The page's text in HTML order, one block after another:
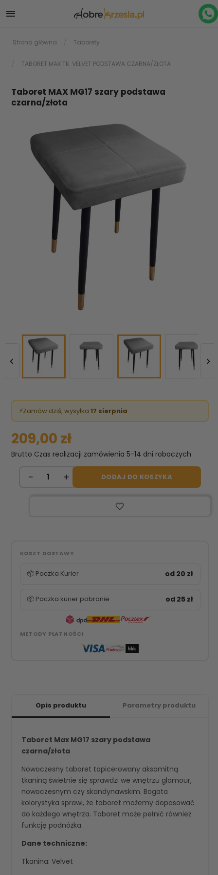

Strona główna Taborety
TABORET MAX TK. VELVET PODSTAWA CZARNA/ZŁOTA
Taboret MAX MG17 szary podstawa
czarna/złota
 
⚡Zamów dziś, wysyłka 17 sierpnia
209,00 zł
Brutto Czas realizacji zamówienia 5-14 dni roboczych
DODAJ DO KOSZYKA
favorite_border
KOSZT DOSTAWY
📦 Paczka Kurier od 20 zł
📦 Paczka kurier pobranie od 25 zł
METODY PŁATNOŚCI
Opis produktu Parametry produktu
Taboret Max MG17 szary podstawa
czarna/złota
Nowoczesny taboret tapicerowany aksamitną
tkaniną świetnie się sprawdzi we wnętrzu glamour,
nowoczesnym czy skandynawskim. Bogata
kolorystyka sprawi, że taboret możemy dopasować
do każdego wnętrza. Taboret może pełnić również
funkcję podnóżka.
Dane techniczne:
Tkanina: Velvet